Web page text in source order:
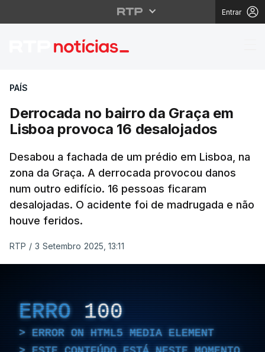
Entrar
Derrocada no bairro
PAÍS
Derrocada no bairro da Graça em
Lisboa provoca 16 desalojados
Desabou a fachada de um prédio em Lisboa, na
zona da Graça. A derrocada provocou danos
num outro edifício. 16 pessoas ficaram
desalojadas. O acidente foi de madrugada e não
houve feridos.
RTP / 3 Setembro 2025, 13:11
ERRO 100
ERROR ON HTML5 MEDIA ELEMENT